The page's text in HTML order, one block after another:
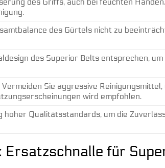
des Gürtels nicht zu
des Superior Belts entsprechen,
Sie aggressive
wird empfohlen.
Qualitätsstandards, um die
für